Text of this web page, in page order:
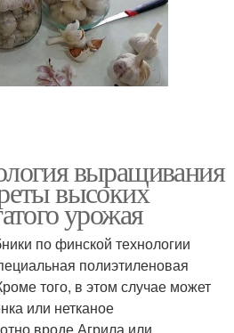
выращивания
высоких
урожая
по финской технологии
полиэтиленовая
того, в этом случае может
или нетканое